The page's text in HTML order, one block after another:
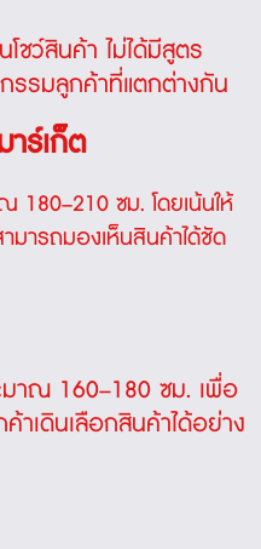
โชว์สินค้า ไม่ได้มีสูตร
รรมลูกค้าที่แตกต่างกัน
าร์เก็ต
180–210 ซม. โดยเน้นให้
มารถมองเห็นสินค้าได้ชัด
มาณ 160–180 ซม. เพื่อ
าเดินเลือกสินค้าได้อย่าง